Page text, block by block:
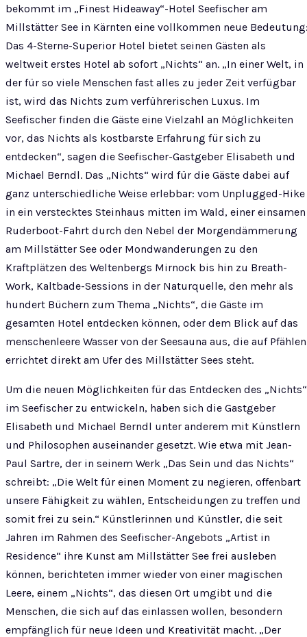
bekommt im „Finest Hideaway“-Hotel Seefischer am
Millstätter See in Kärnten eine vollkommen neue
Das 4-Sterne-Superior Hotel bietet seinen Gästen als
weltweit erstes Hotel ab sofort „Nichts“ an. „In einer Welt, in
der für so viele Menschen fast alles zu jeder Zeit verfügbar
ist, wird das Nichts zum verführerischen Luxus. Im
Seefischer finden die Gäste eine Vielzahl an Möglichkeiten
vor, das Nichts als kostbarste Erfahrung für sich zu
entdecken“, sagen die Seefischer-Gastgeber Elisabeth und
Michael Berndl. Das „Nichts“ wird für die Gäste dabei auf
ganz unterschiedliche Weise erlebbar: vom Unplugged-Hike
in ein verstecktes Steinhaus mitten im Wald, einer einsamen
Ruderboot-Fahrt durch den Nebel der Morgendämmerung
am Millstätter See oder Mondwanderungen zu den
Kraftplätzen des Weltenbergs Mirnock bis hin zu Breath-
Work, Kaltbade-Sessions in der Naturquelle, den mehr als
hundert Büchern zum Thema „Nichts“, die Gäste im
gesamten Hotel entdecken können, oder dem Blick auf das
menschenleere Wasser von der Seesauna aus, die auf Pfählen
errichtet direkt am Ufer des Millstätter Sees steht.
Um die neuen Möglichkeiten für das Entdecken des „Nichts“
im Seefischer zu entwickeln, haben sich die Gastgeber
Elisabeth und Michael Berndl unter anderem mit Künstlern
und Philosophen auseinander gesetzt. Wie etwa mit Jean-
Paul Sartre, der in seinem Werk „Das Sein und das Nichts“
schreibt: „Die Welt für einen Moment zu negieren, offenbart
unsere Fähigkeit zu wählen, Entscheidungen zu treffen und
somit frei zu sein.“ Künstlerinnen und Künstler, die seit
Jahren im Rahmen des Seefischer-Angebots „Artist in
Residence“ ihre Kunst am Millstätter See frei ausleben
können, berichteten immer wieder von einer magischen
Leere, einem „Nichts“, das diesen Ort umgibt und die
Menschen, die sich auf das einlassen wollen, besondern
empfänglich für neue Ideen und Kreativität macht. „Der